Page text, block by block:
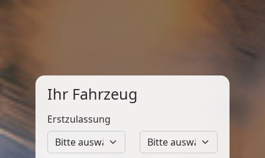
Ihr Fahrzeug
Erstzulassung